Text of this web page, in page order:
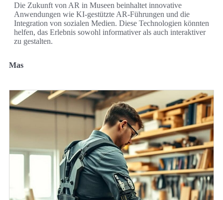
Die Zukunft von AR in Museen beinhaltet innovative
Anwendungen wie KI-gestützte AR-Führungen und die
Integration von sozialen Medien. Diese Technologien könnten
helfen, das Erlebnis sowohl informativer als auch interaktiver
zu gestalten.
Mas